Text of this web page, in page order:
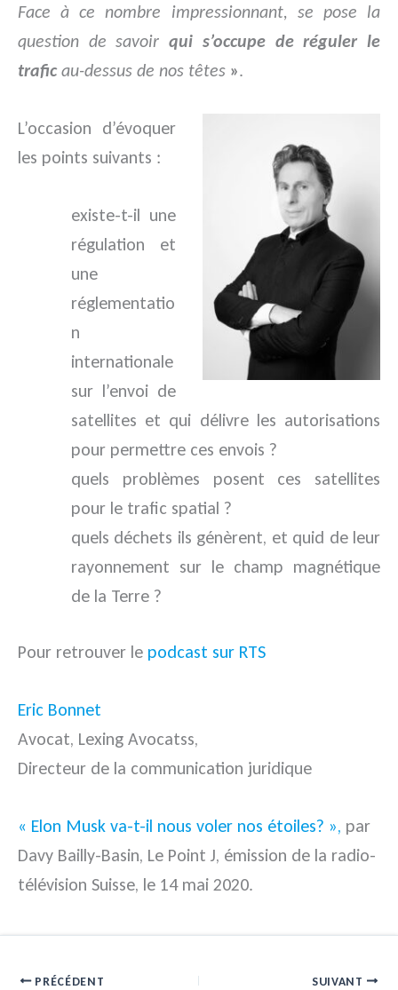
Face à ce nombre impressionnant, se pose la
question de savoirqui s’occupe de réguler le
traficau-dessus de nos têtes ».
L’occasion d’évoquer
les points suivants :
existe-t-il une
régulation et
une
réglementatio
n
internationale
sur l’envoi de
satellites et qui délivre les autorisations
pour permettre ces envois ?
quels problèmes posent ces satellites
pour le trafic spatial ?
quels déchets ils génèrent, et quid de leur
rayonnement sur le champ magnétique
de la Terre ?
Pour retrouver le podcast sur RTS
Eric Bonnet
Avocat, Lexing Avocatss,
Directeur de la communication juridique
« Elon Musk va-t-il nous voler nos étoiles? », par
Davy Bailly-Basin, Le Point J, émission de la radio-
télévision Suisse, le 14 mai 2020.
PRÉCÉDENT SUIVANT